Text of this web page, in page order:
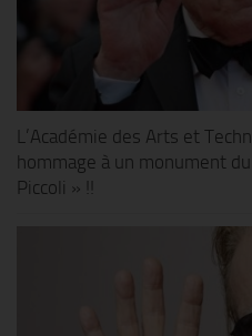
L’Académie des Arts et
hommage à un monument
Piccoli » !!